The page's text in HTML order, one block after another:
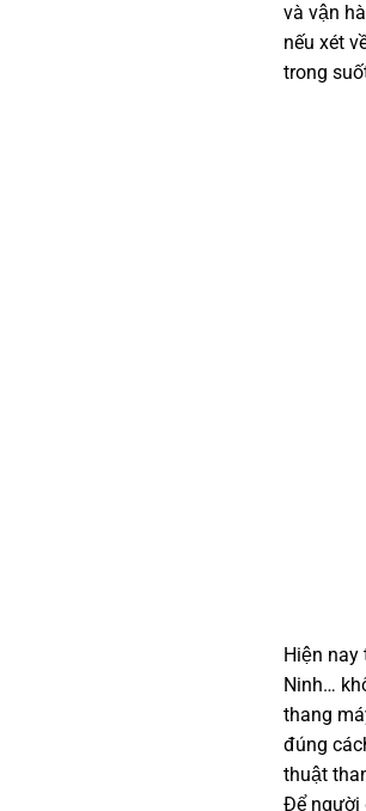
và vận
nếu xét
trong
Hiện nay
Ninh…
thang
đúng
thuật
Để người